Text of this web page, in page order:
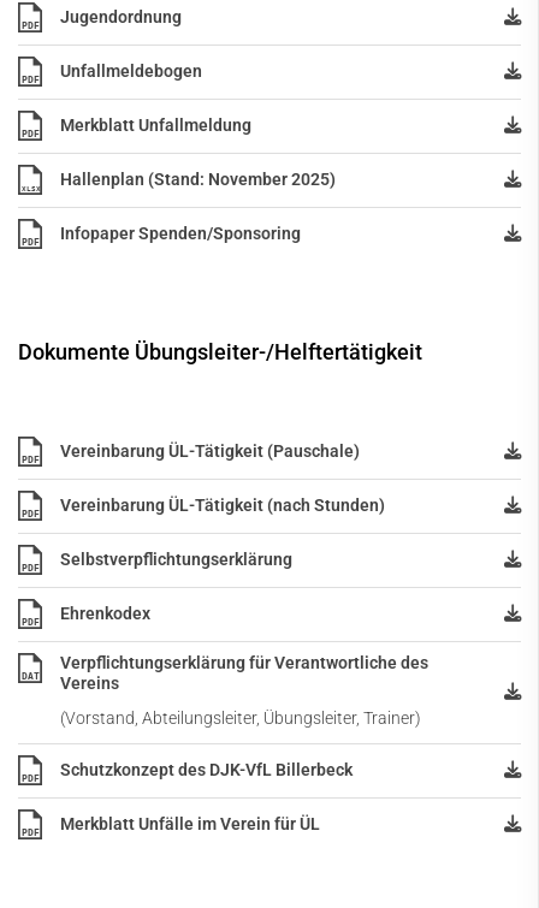
PDF Jugendordnung
PDF Unfallmeldebogen
PDF Merkblatt Unfallmeldung
XLSX Hallenplan (Stand: November 2025)
PDF Infopaper Spenden/Sponsoring
Dokumente Übungsleiter-/Helftertätigkeit
PDF Vereinbarung ÜL-Tätigkeit (Pauschale)
PDF Vereinbarung ÜL-Tätigkeit (nach Stunden)
PDF Selbstverpflichtungserklärung
PDF Ehrenkodex
DAT
Verpflichtungserklärung für Verantwortliche des
Vereins
(Vorstand, Abteilungsleiter, Übungsleiter, Trainer)
PDF Schutzkonzept des DJK-VfL Billerbeck
PDF Merkblatt Unfälle im Verein für ÜL